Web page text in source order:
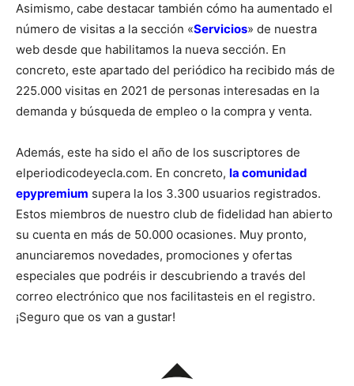
Asimismo, cabe destacar también cómo ha aumentado el
número de visitas a la sección «Servicios» de nuestra
web desde que habilitamos la nueva sección. En
concreto, este apartado del periódico ha recibido más de
225.000 visitas en 2021 de personas interesadas en la
demanda y búsqueda de empleo o la compra y venta.
Además, este ha sido el año de los suscriptores de
elperiodicodeyecla.com. En concreto, la comunidad
epypremium supera la los 3.300 usuarios registrados.
Estos miembros de nuestro club de fidelidad han abierto
su cuenta en más de 50.000 ocasiones. Muy pronto,
anunciaremos novedades, promociones y ofertas
especiales que podréis ir descubriendo a través del
correo electrónico que nos facilitasteis en el registro.
¡Seguro que os van a gustar!